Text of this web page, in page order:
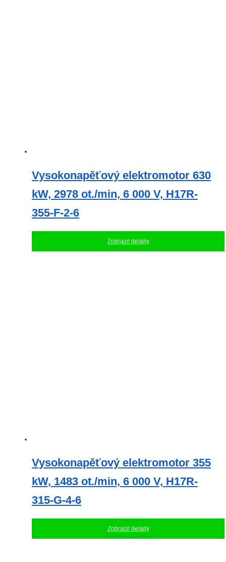
Vysokonapěťový elektromotor 630
kW, 2978 ot./min, 6 000 V, H17R-
355-F-2-6
Zobrazit detaily
Vysokonapěťový elektromotor 355
kW, 1483 ot./min, 6 000 V, H17R-
315-G-4-6
Zobrazit detaily